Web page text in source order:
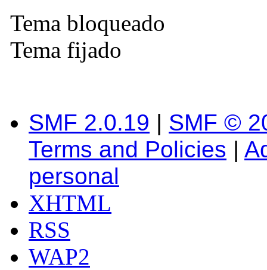
Tema bloqueado
Tema fijado
SMF 2.0.19 | SMF ©
Terms and Policies |
personal
XHTML
RSS
WAP2